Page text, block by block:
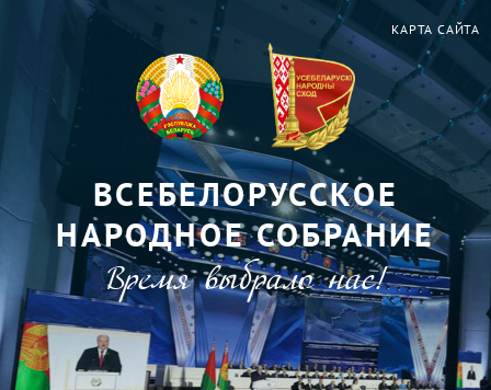
КАРТА САЙТА
ВСЕБЕЛОРУССКОЕ
НАРОДНОЕ СОБРАНИЕ
Время выбрало нас!